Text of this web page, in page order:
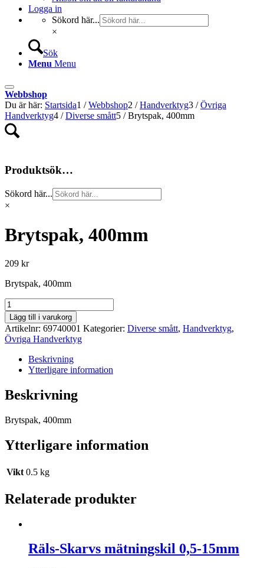
Logga in
Sökord här...
×
Sök
Menu Menu
Webbshop
Du är här: Startsida1 / Webbshop2 / Handverktyg3 / Övriga
Handverktyg4 / Diverse smått5 / Brytspak, 400mm
Produktsök…
Sökord här...
×
Brytspak, 400mm
209 kr
Brytspak, 400mm
Brytspak,
400mm
mängd
Lägg till i varukorg
Artikelnr: 69740001 Kategorier: Diverse smått, Handverktyg,
Övriga Handverktyg
Beskrivning
Ytterligare information
Beskrivning
Brytspak, 400mm
Ytterligare information
Vikt 0.5 kg
Relaterade produkter
Räls-Skarvs mätningskil 0,5-15mm